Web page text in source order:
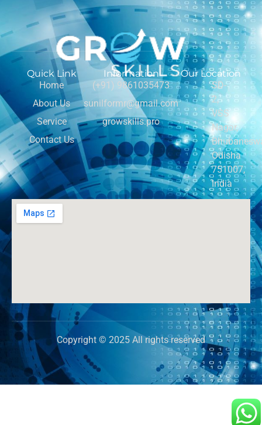
Quick Link
Home
About Us
Service
Contact Us
Information
(+91) 9861035473
sunilformr@gmail.com
growskills.pro
Our Location
SD-
2,
VSS
Nagar,
Odisha
751007,
India
Copyright © 2025 All rights reserved